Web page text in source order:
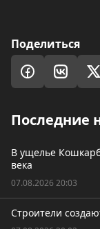
Поделиться
Последние
В ущелье
века
07.08.2026 20:03
Строители